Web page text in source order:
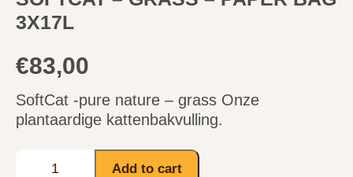
3X17L
€83,00
SoftCat -pure nature – grass Onze
plantaardige kattenbakvulling.
Add to cart